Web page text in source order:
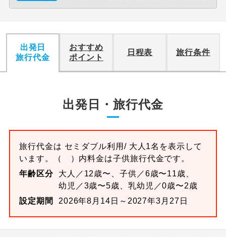
出発日
旅行代金
おすすめ
ポイント
日程表 旅行条件
出発日・旅行代金
旅行代金は セミダブル利用/ 大人1名を表示して
います。
（ ）内料金は子供旅行代金です。
年齢区分
大人／12歳〜、子供／6歳〜11歳、
幼児／3歳〜5歳、乳幼児／0歳〜2歳
設定期間
2026年8月14日～2027年3月27日